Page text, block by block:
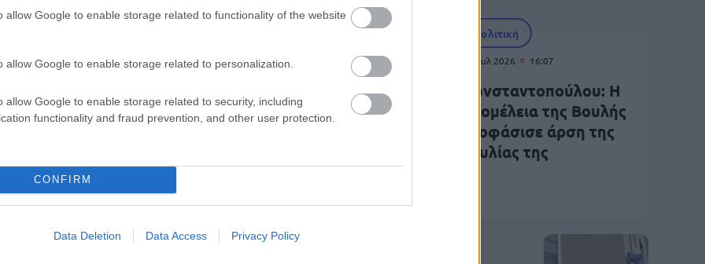
allow Google to enable storage related to functionality of the website
allow Google to enable storage related to personalization.
allow Google to enable storage related to security, including
functionality and fraud prevention, and other user protection.
CONFIRM
Data Deletion Data Access Privacy Policy
2026 10:32
Ξεκινά
βρίσκονται στο
22 Ιουλ 2026
Τέμπη: Ο εισαγγελέας
πρότεινε την
παραπομπή
Ειδικό Δικαστήριο
Πολιτική
22 Ιουλ 2026 16:07
Κωνσταντοπούλου: Η
Ολομέλεια της Βουλής
αποφάσισε άρση της
ασυλίας της